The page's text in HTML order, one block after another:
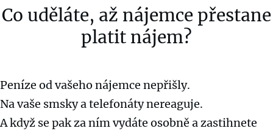
Co uděláte, až nájemce přestane
platit nájem?
Peníze od vašeho nájemce nepřišly.
Na vaše smsky a telefonáty nereaguje.
A když se pak za ním vydáte osobně a zastihnete